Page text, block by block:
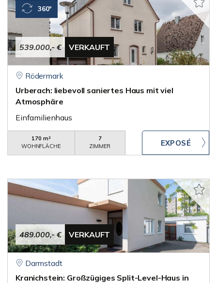
539.000,- € VERKAUFT
360°
Rödermark
Urberach: liebevoll saniertes Haus mit viel
Atmosphäre
Einfamilienhaus
170 m²
WOHNFLÄCHE
7
ZIMMER
489.000,- € VERKAUFT
Darmstadt
Kranichstein: Großzügiges Split-Level-Haus in